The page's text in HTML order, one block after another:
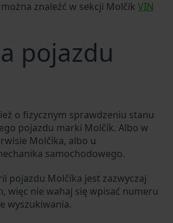
znaleźć w sekcji Molčík VIN
pojazdu
o fizycznym sprawdzeniu stanu
pojazdu marki Molčík. Albo w
Molčíka, albo u
samochodowego.
pojazdu Molčíka jest zazwyczaj
więc nie wahaj się wpisać numeru
wyszukiwania.